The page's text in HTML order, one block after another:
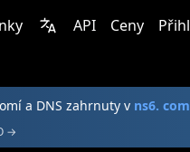
API Ceny
a DNS zahrnuty v ns6. com
→